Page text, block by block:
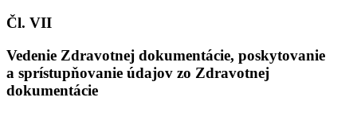
Čl. VII
Vedenie Zdravotnej dokumentácie, poskytovanie
a sprístupňovanie údajov zo Zdravotnej
dokumentácie